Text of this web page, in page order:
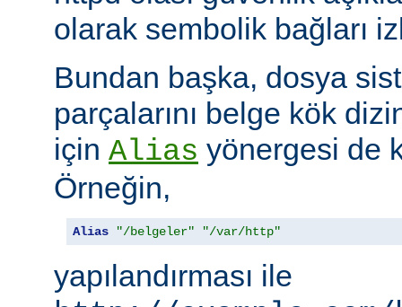
olarak sembolik bağları
Bundan başka, dosya
parçalarını belge kök
için Alias yönergesi de
Örneğin,
Alias "/belgeler" "/var/http"
yapılandırması ile